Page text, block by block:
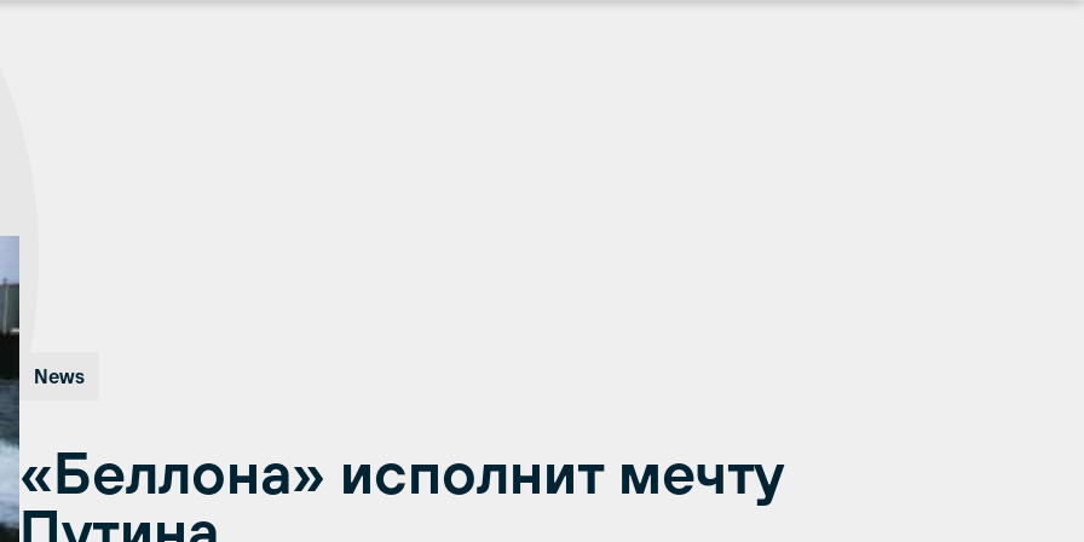
News
«Беллона» исполнит мечту